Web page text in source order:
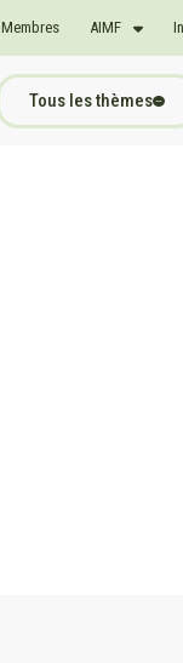
Membres AIMF
Tous les thèmes